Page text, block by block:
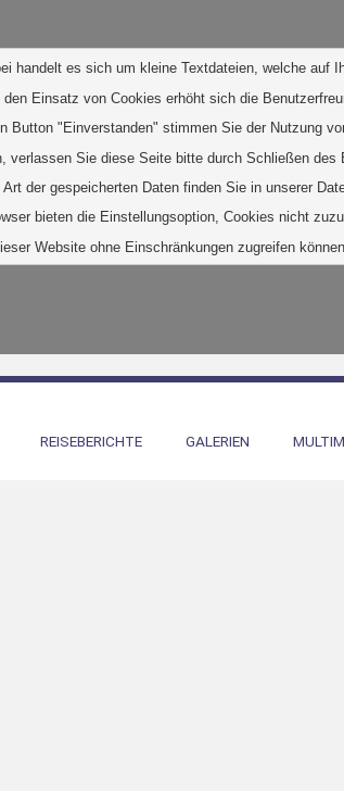
handelt es sich um kleine Textdateien, welche auf
den Einsatz von Cookies erhöht sich die
Button "Einverstanden" stimmen Sie der Nutzung
verlassen Sie diese Seite bitte durch Schließen des
der gespeicherten Daten finden Sie in unserer
bieten die Einstellungsoption, Cookies nicht
Website ohne Einschränkungen zugreifen
REISEBERICHTE GALERIEN